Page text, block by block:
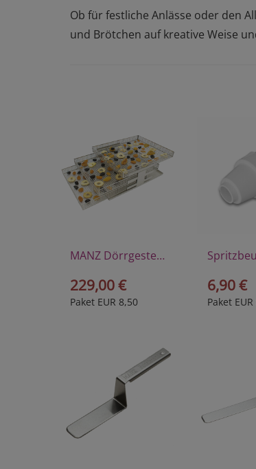
Ob für festliche Anlässe oder den
und Brötchen auf kreative Weise
MANZ Dörrgestell, komplett
229,00 €
Paket EUR 8,50
6,90 €
Paket